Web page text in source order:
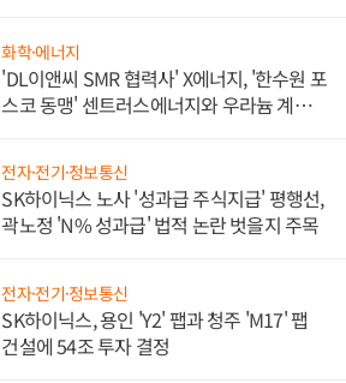
화학·에너지
'DL이앤씨 SMR 협력사' X에너지, '한수원 포
스코 동맹' 센트러스에너지와 우라늄 계약
전자·전기·정보통신
SK하이닉스 노사 '성과급 주식지급' 평행선,
곽노정 'N% 성과급' 법적 논란 벗을지 주목
전자·전기·정보통신
SK하이닉스, 용인 'Y2' 팹과 청주 'M17' 팹
건설에 54조 투자 결정